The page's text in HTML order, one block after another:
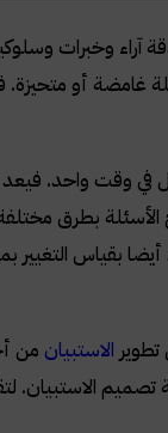
آراء وخبرات
غامضة أو
في وقت واحد. فيعد
بطرق
بقياس التغيير
الاستبيان من
الاستبيان.